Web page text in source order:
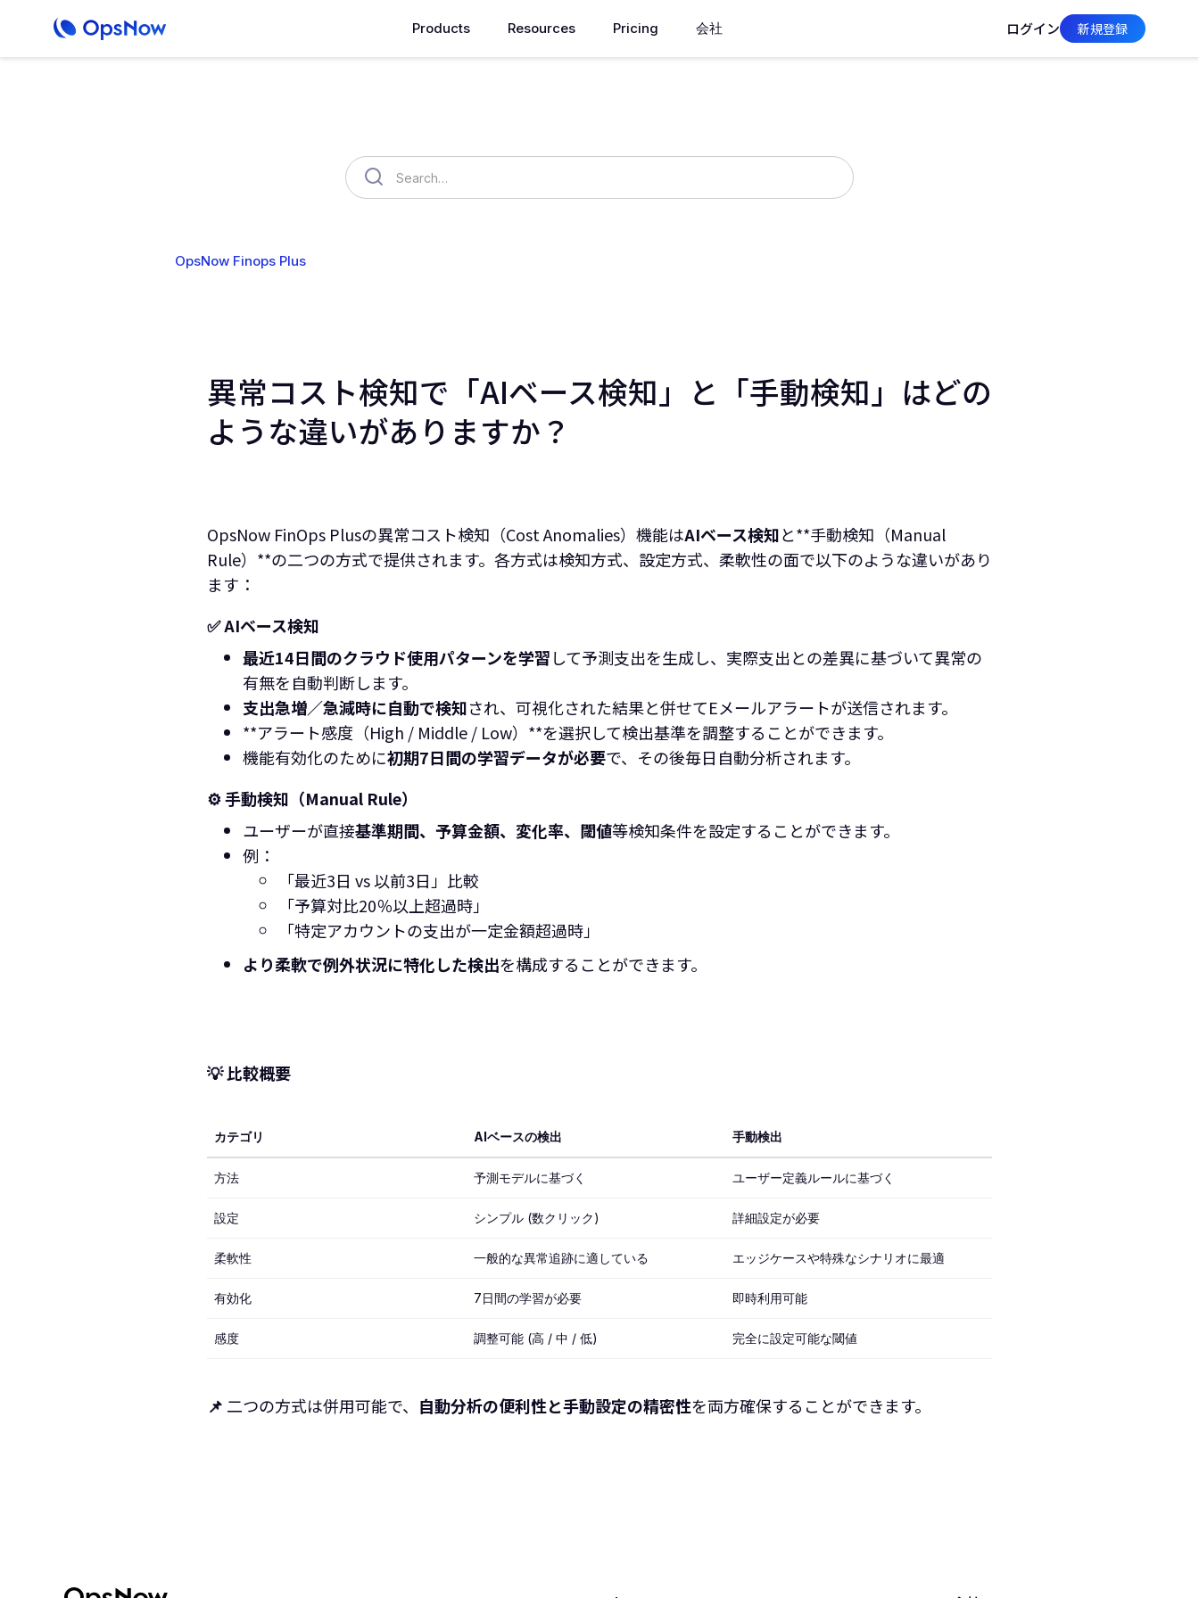
Products Resources Pricing 会社 ログイン 新規登録
OpsNow Finops Plus
異常コスト検知で「AIベース検知」と「手動検知」はどの
ような違いがありますか？
OpsNow FinOps Plusの異常コスト検知（Cost Anomalies）機能はAIベース検知と**手動検知（Manual
Rule）**の二つの方式で提供されます。各方式は検知方式、設定方式、柔軟性の面で以下のような違いがあり
ます：
✅ AIベース検知
最近14日間のクラウド使用パターンを学習して予測支出を生成し、実際支出との差異に基づいて異常の
有無を自動判断します。
支出急増／急減時に自動で検知され、可視化された結果と併せてEメールアラートが送信されます。
**アラート感度（High / Middle / Low）**を選択して検出基準を調整することができます。
機能有効化のために初期7日間の学習データが必要で、その後毎日自動分析されます。
⚙️ 手動検知（Manual Rule）
ユーザーが直接基準期間、予算金額、変化率、閾値等検知条件を設定することができます。
例：
「最近3日 vs 以前3日」比較
「予算対比20％以上超過時」
「特定アカウントの支出が一定金額超過時」
より柔軟で例外状況に特化した検出を構成することができます。
💡 比較概要
カテゴリ AIベースの検出 手動検出
方法 予測モデルに基づく ユーザー定義ルールに基づく
設定 シンプル (数クリック) 詳細設定が必要
柔軟性 一般的な異常追跡に適している エッジケースや特殊なシナリオに最適
有効化 7日間の学習が必要 即時利用可能
感度 調整可能 (高 / 中 / 低) 完全に設定可能な閾値
📌 二つの方式は併用可能で、 自動分析の便利性と手動設定の精密性を両方確保することができます。